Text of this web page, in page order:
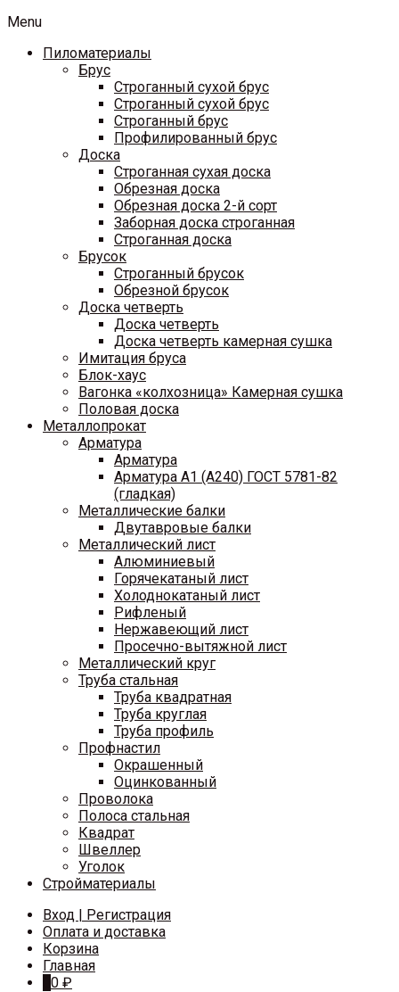
Menu
Пиломатериалы
Брус
Строганный сухой брус
Строганный сухой брус
Строганный брус
Профилированный брус
Доска
Строганная сухая доска
Обрезная доска
Обрезная доска 2-й сорт
Заборная доска строганная
Строганная доска
Брусок
Строганный брусок
Обрезной брусок
Доска четверть
Доска четверть
Доска четверть камерная сушка
Имитация бруса
Блок-хаус
Вагонка «колхозница» Камерная сушка
Половая доска
Металлопрокат
Арматура
Арматура
Арматура A1 (A240) ГОСТ 5781-82
(гладкая)
Металлические балки
Двутавровые балки
Металлический лист
Алюминиевый
Горячекатаный лист
Холоднокатаный лист
Рифленый
Нержавеющий лист
Просечно-вытяжной лист
Металлический круг
Труба стальная
Труба квадратная
Труба круглая
Труба профиль
Профнастил
Окрашенный
Оцинкованный
Проволока
Полоса стальная
Квадрат
Швеллер
Уголок
Стройматериалы
Вход | Регистрация
Оплата и доставка
Корзина
Главная
0 ₽